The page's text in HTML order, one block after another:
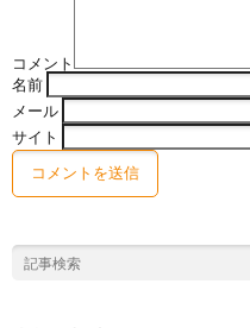
コメント
名前
メール
サイト